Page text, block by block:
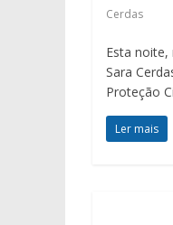
Cerdas
Esta noite,
Sara
Proteção
Ler mais